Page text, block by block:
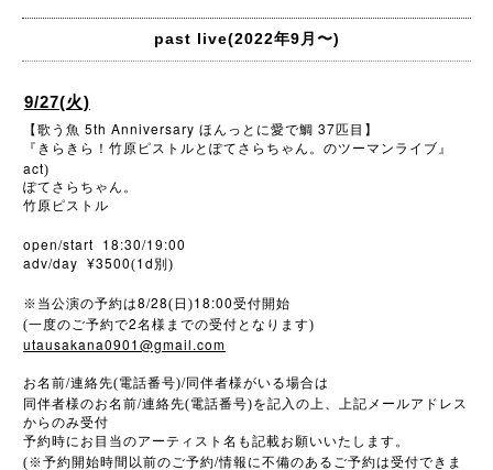
past live(2022年9月〜)
9/27(火)
【歌う魚 5th Anniversary ほんっとに愛で鯛 37 匹目】
『きらきら！竹原ピストルとぽてさらちゃん。のツーマンライブ』
act)
ぽてさらちゃん。
竹原ピストル
open/start 18:30/19:00
adv/day ¥3500(1d 別)
※ 当公演の予約は8/28(日)18:00受付開始
(一度のご予約で2名様までの受付となります)
utausakana0901@gmail.com
お名前/連絡先(電話番号)/同伴者様がいる場合は
同伴者様のお名前/連絡先(電話番号)を記入の上、上記メールアドレス
からのみ受付
予約時にお目当のアーティスト名も記載お願いいたします。
(※予約開始時間以前のご予約/情報に不備のあるご予約は受付できま